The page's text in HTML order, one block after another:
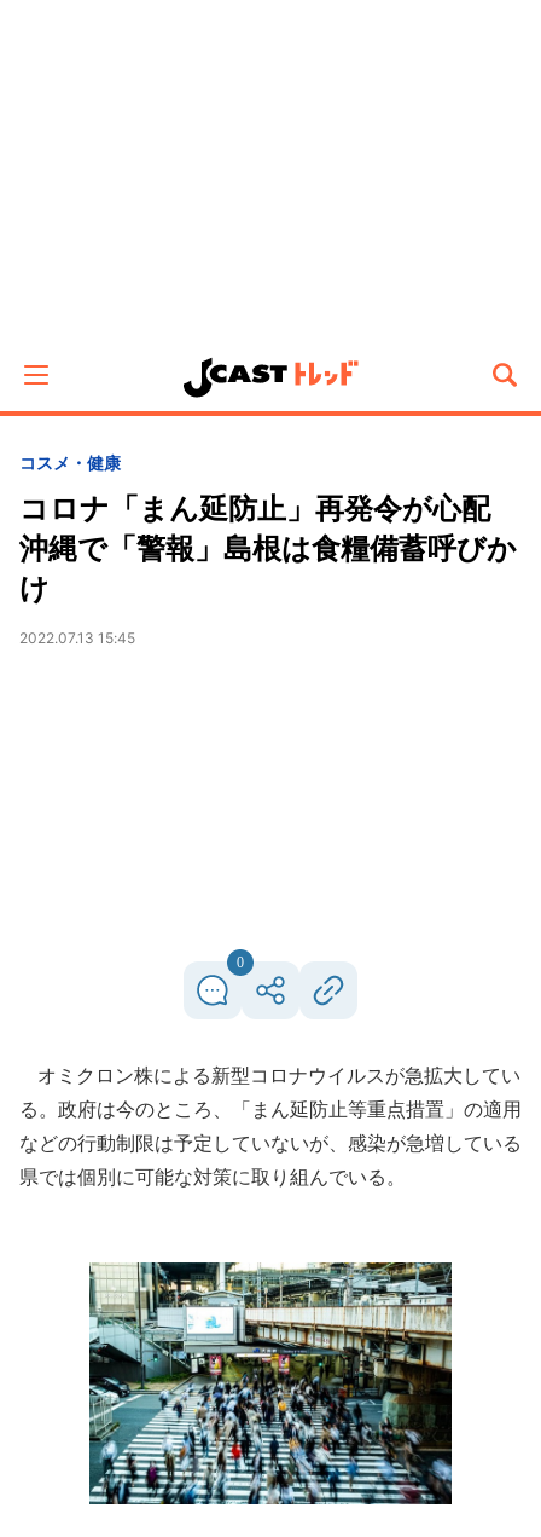
コスメ・健康
コロナ「まん延防止」再発令が心配
沖縄で「警報」島根は食糧備蓄呼びか
け
2022.07.13 15:45
0
オミクロン株による新型コロナウイルスが急拡大してい
る。政府は今のところ、「まん延防止等重点措置」の適用
などの行動制限は予定していないが、感染が急増している
県では個別に可能な対策に取り組んでいる。